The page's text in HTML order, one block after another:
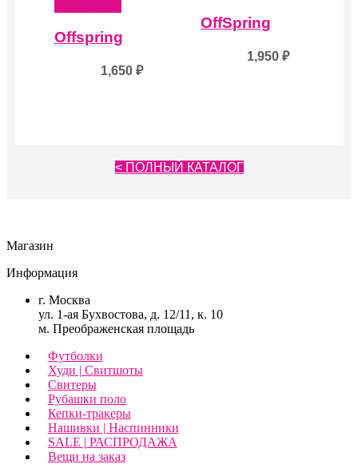
Offspring
1,650 ₽
OffSpring
1,950₽
< ПОЛНЫЙ КАТАЛОГ
Магазин
Информация
г. Москва
ул. 1-ая Бухвостова, д. 12/11, к. 10
м. Преображенская площадь
Футболки
Худи | Свитшоты
Свитеры
Рубашки поло
Кепки-тракеры
Нашивки | Наспинники
SALE | РАСПРОДАЖА
Вещи на заказ